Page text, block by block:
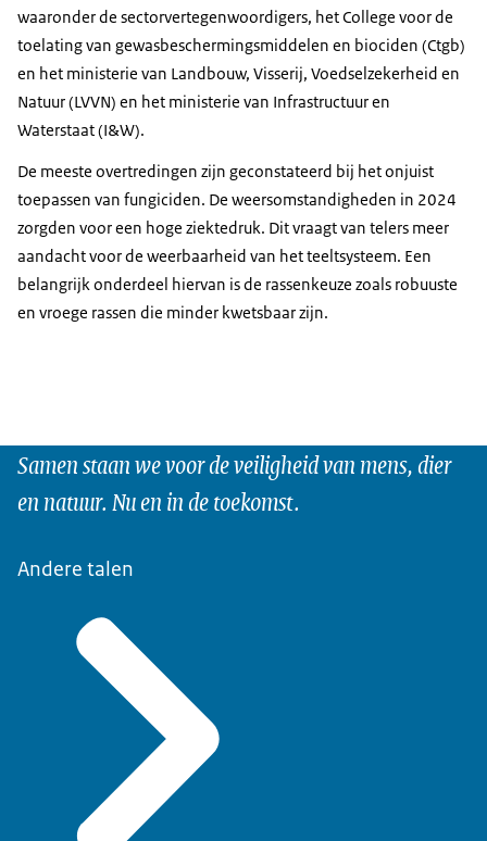
waaronder de sectorvertegenwoordigers, het College voor de
toelating van gewasbeschermingsmiddelen en biociden (Ctgb)
en het ministerie van Landbouw, Visserij, Voedselzekerheid en
Natuur (LVVN) en het ministerie van Infrastructuur en
Waterstaat (I&W).
De meeste overtredingen zijn geconstateerd bij het onjuist
toepassen van fungiciden. De weersomstandigheden in 2024
zorgden voor een hoge ziektedruk. Dit vraagt van telers meer
aandacht voor de weerbaarheid van het teeltsysteem. Een
belangrijk onderdeel hiervan is de rassenkeuze zoals robuuste
en vroege rassen die minder kwetsbaar zijn.
Samen staan we voor de veiligheid van mens, dier
en natuur. Nu en in de toekomst.
Andere talen